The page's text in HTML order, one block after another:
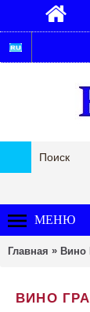
МЕНЮ
Главная » Вино